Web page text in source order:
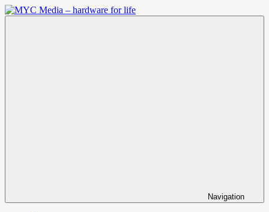
Zum
Inhalt
Navigation